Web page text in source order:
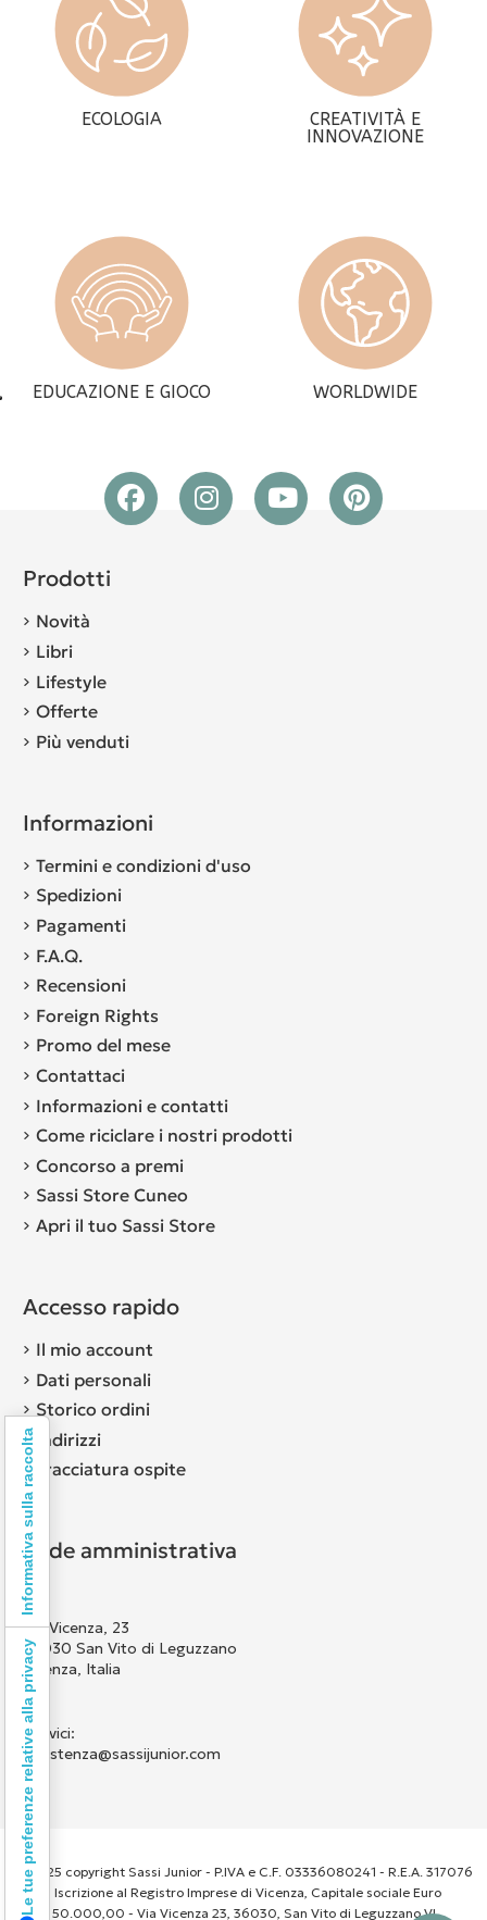
ECOLOGIA
CREATIVITÀ E
INNOVAZIONE
EDUCAZIONE E GIOCO WORLDWIDE
Prodotti
Novità
Libri
Lifestyle
Offerte
Più venduti
Informazioni
Termini e condizioni d'uso
Spedizioni
Pagamenti
F.A.Q.
Recensioni
Foreign Rights
Promo del mese
Contattaci
Informazioni e contatti
Come riciclare i nostri prodotti
Concorso a premi
Sassi Store Cuneo
Apri il tuo Sassi Store
Accesso rapido
Il mio account
Dati personali
Storico ordini
Indirizzi
Tracciatura ospite
Sede amministrativa
Via Vicenza, 23
36030 San Vito di Leguzzano
Vicenza, Italia
Scrivici:
assistenza@sassijunior.com
© 2025 copyright Sassi Junior - P.IVA e C.F. 03336080241 - R.E.A. 317076
- Iscrizione al Registro Imprese di Vicenza, Capitale sociale Euro
50.000,00 - Via Vicenza 23, 36030, San Vito di Leguzzano VI
Le tue preferenze relative alla privacy
Informativa sulla raccolta